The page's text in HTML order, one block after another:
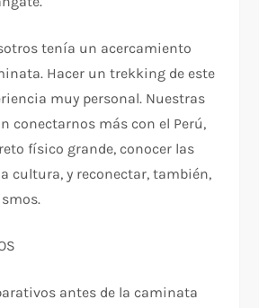
tenía un acercamiento
Hacer un trekking de este
muy personal. Nuestras
conectarnos más con el Perú,
físico grande, conocer las
cultura, y reconectar, también,
antes de la caminata